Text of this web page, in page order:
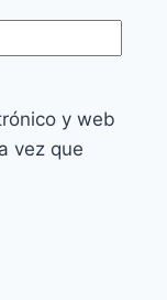
y web
vez que